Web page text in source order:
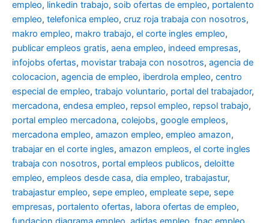
empleo, linkedin trabajo, soib ofertas de empleo, portalento
empleo, telefonica empleo, cruz roja trabaja con nosotros,
makro empleo, makro trabajo, el corte ingles empleo,
publicar empleos gratis, aena empleo, indeed empresas,
infojobs ofertas, movistar trabaja con nosotros, agencia de
colocacion, agencia de empleo, iberdrola empleo, centro
especial de empleo, trabajo voluntario, portal del trabajador,
mercadona, endesa empleo, repsol empleo, repsol trabajo,
portal empleo mercadona, colejobs, google empleos,
mercadona empleo, amazon empleo, empleo amazon,
trabajar en el corte ingles, amazon empleos, el corte ingles
trabaja con nosotros, portal empleos publicos, deloitte
empleo, empleos desde casa, dia empleo, trabajastur,
trabajastur empleo, sepe empleo, empleate sepe, sepe
empresas, portalento ofertas, labora ofertas de empleo,